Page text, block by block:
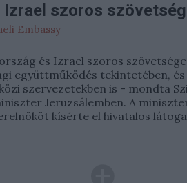
szoros
Embassy
és Izrael szoros
együttműködés tekintetében,
szervezetekben is - mondta
Jeruzsálemben. A
kísérte el hivatalos